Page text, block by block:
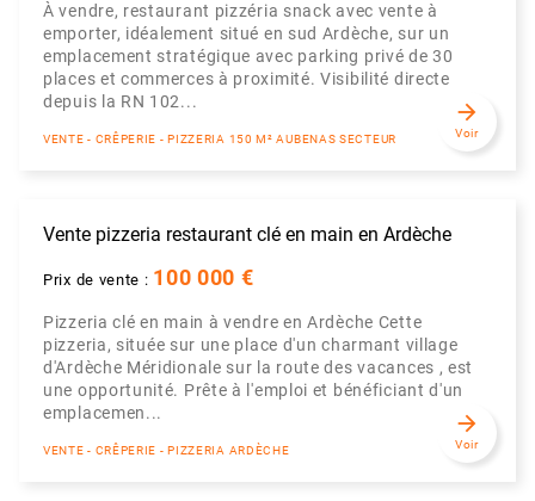
À vendre, restaurant pizzéria snack avec vente à
emporter, idéalement situé en sud Ardèche, sur un
emplacement stratégique avec parking privé de 30
places et commerces à proximité. Visibilité directe
depuis la RN 102...
VENTE - CRÊPERIE - PIZZERIA 150 M² AUBENAS SECTEUR
arrow_forward
Voir
Vente pizzeria restaurant clé en main en Ardèche
Prix de vente : 100 000 €
Pizzeria clé en main à vendre en Ardèche Cette
pizzeria, située sur une place d'un charmant village
d'Ardèche Méridionale sur la route des vacances , est
une opportunité. Prête à l'emploi et bénéficiant d'un
emplacemen...
VENTE - CRÊPERIE - PIZZERIA ARDÈCHE
arrow_forward
Voir